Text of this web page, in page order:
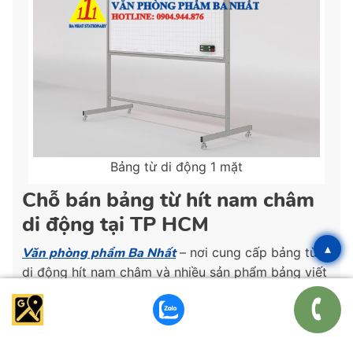
Bảng từ di động 1 mặt
Chỗ bán bảng từ hít nam châm
di động tại TP HCM
Văn phòng phẩm Ba Nhất– nơi cung cấp bảng từ
di động hít nam châm và nhiều sản phẩm bảng viết
phấn, bảng mica, bảng menu gỗ, bảng kẻ ô ly, bảng
ghim, bảng từ xanh viết phấn, bảng học sinh, bảng
di động
▴